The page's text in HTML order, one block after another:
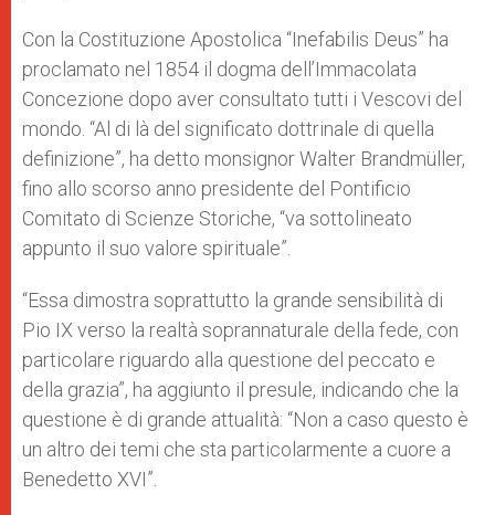
Con la Costituzione Apostolica “Inefabilis Deus” ha
proclamato nel 1854 il dogma dell’Immacolata
Concezione dopo aver consultato tutti i Vescovi del
mondo. “Al di là del significato dottrinale di quella
definizione”, ha detto monsignor Walter Brandmüller,
fino allo scorso anno presidente del Pontificio
Comitato di Scienze Storiche, “va sottolineato
appunto il suo valore spirituale”.
“Essa dimostra soprattutto la grande sensibilità di
Pio IX verso la realtà soprannaturale della fede, con
particolare riguardo alla questione del peccato e
della grazia”, ha aggiunto il presule, indicando che la
questione è di grande attualità: “Non a caso questo è
un altro dei temi che sta particolarmente a cuore a
Benedetto XVI”.